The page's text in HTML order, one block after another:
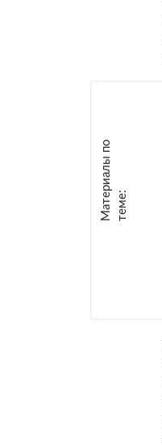
М
а
т е
р
и
а
л
ы
п
о
т
е
м
е :